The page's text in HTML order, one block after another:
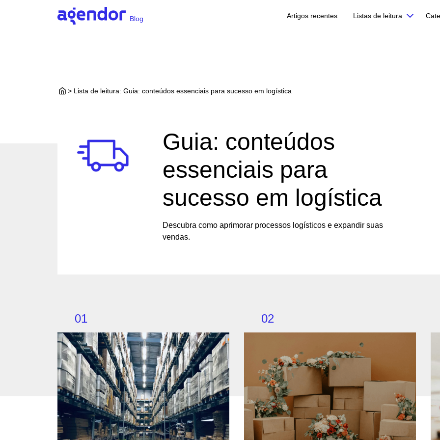
Blog Artigos recentes Listas de leitura
> Lista de leitura: Guia: conteúdos essenciais para sucesso em logística
Guia: conteúdos
essenciais para
sucesso em logística
Descubra como aprimorar processos logísticos e expandir suas
vendas.
01 02